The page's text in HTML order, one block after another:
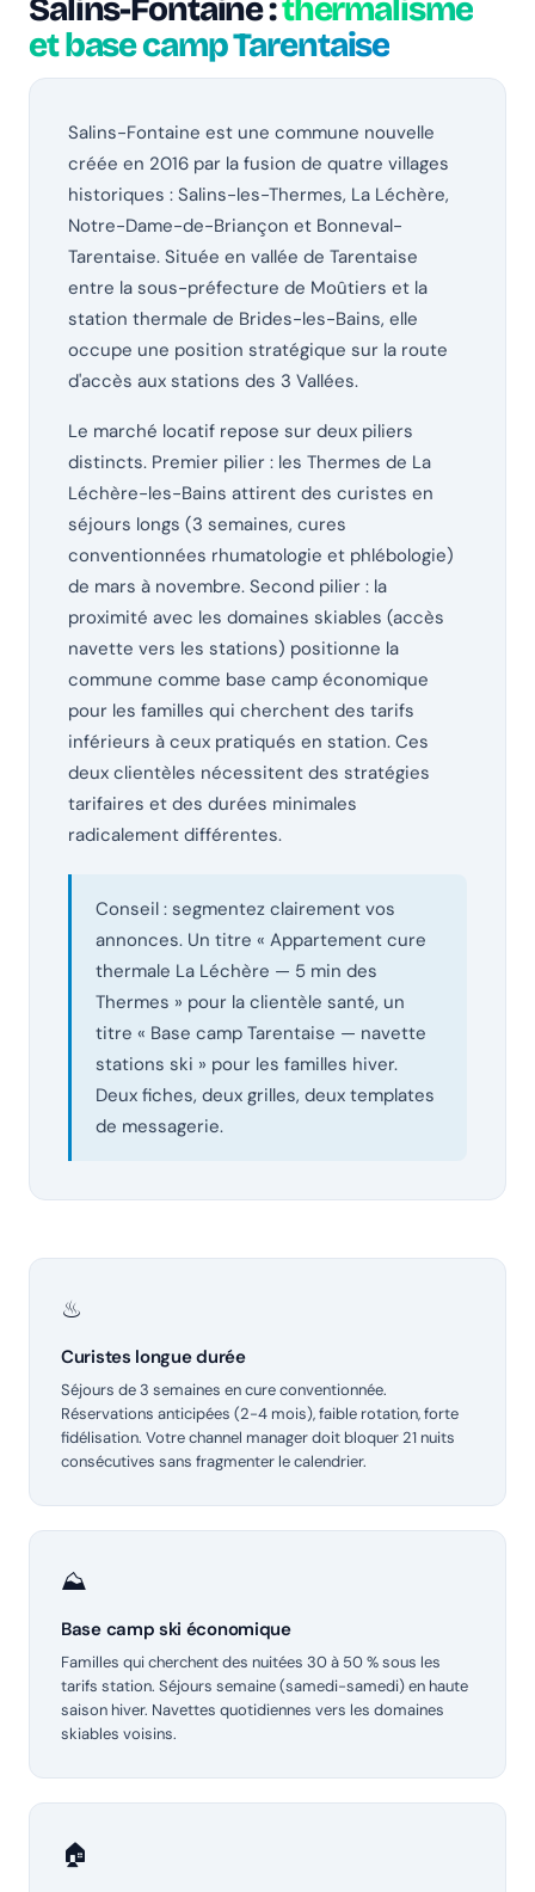
Salins-Fontaine :thermalisme
et base camp Tarentaise
Salins-Fontaine est une commune nouvelle
créée en 2016 par la fusion de quatre villages
historiques : Salins-les-Thermes, La Léchère,
Notre-Dame-de-Briançon et Bonneval-
Tarentaise. Située en vallée de Tarentaise
entre la sous-préfecture de Moûtiers et la
station thermale de Brides-les-Bains, elle
occupe une position stratégique sur la route
d'accès aux stations des 3 Vallées.
Le marché locatif repose sur deux piliers
distincts. Premier pilier : les Thermes de La
Léchère-les-Bains attirent des curistes en
séjours longs (3 semaines, cures
conventionnées rhumatologie et phlébologie)
de mars à novembre. Second pilier : la
proximité avec les domaines skiables (accès
navette vers les stations) positionne la
commune comme base camp économique
pour les familles qui cherchent des tarifs
inférieurs à ceux pratiqués en station. Ces
deux clientèles nécessitent des stratégies
tarifaires et des durées minimales
radicalement différentes.
Conseil : segmentez clairement vos
annonces. Un titre « Appartement cure
thermale La Léchère — 5 min des
Thermes » pour la clientèle santé, un
titre « Base camp Tarentaise — navette
stations ski » pour les familles hiver.
Deux fiches, deux grilles, deux templates
de messagerie.
♨
Curistes longue durée
Séjours de 3 semaines en cure conventionnée.
Réservations anticipées (2-4 mois), faible rotation, forte
fidélisation. Votre channel manager doit bloquer 21 nuits
consécutives sans fragmenter le calendrier.
⛰
Base camp ski économique
Familles qui cherchent des nuitées 30 à 50 % sous les
tarifs station. Séjours semaine (samedi-samedi) en haute
saison hiver. Navettes quotidiennes vers les domaines
skiables voisins.
🏠